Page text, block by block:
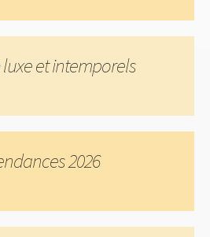
luxe et intemporels
2026